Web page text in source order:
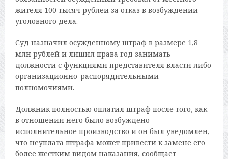
жителя 100 тысяч рублей за отказ в возбуждении
уголовного дела.
Суд назначил осужденному штраф в размере 1,8
млн рублей и лишил права год занимать
должности с функциями представителя власти либо
организационно-распорядительными
полномочиями.
Должник полностью оплатил штраф после того, как
в отношении него было возбуждено
исполнительное производство и он был уведомлен,
что неуплата штрафа может привести к замене его
более жестким видом наказания, сообщает